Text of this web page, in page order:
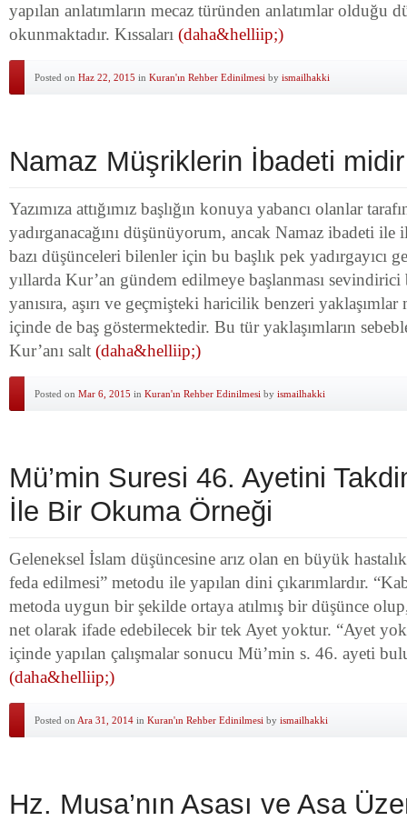
yapılan anlatımların mecaz türünden anlatımlar olduğu
okunmaktadır. Kıssaları (daha&helliip;)
Posted on Haz 22, 2015 in Kuran'ın Rehber Edinilmesi by ismailhakki
Namaz Müşriklerin İbadeti
Yazımıza attığımız başlığın konuya yabancı olanlar
yadırganacağını düşünüyorum, ancak Namaz ibadeti ile
bazı düşünceleri bilenler için bu başlık pek yadırgayıcı
yıllarda Kur’an gündem edilmeye başlanması sevindirici
yanısıra, aşırı ve geçmişteki haricilik benzeri yaklaşımlar
içinde de baş göstermektedir. Bu tür yaklaşımların
Kur’anı salt (daha&helliip;)
Posted on Mar 6, 2015 in Kuran'ın Rehber Edinilmesi by ismailhakki
Mü’min Suresi 46. Ayetini
İle Bir Okuma Örneği
Geleneksel İslam düşüncesine arız olan en büyük
feda edilmesi” metodu ile yapılan dini çıkarımlardır.
metoda uygun bir şekilde ortaya atılmış bir düşünce
net olarak ifade edebilecek bir tek Ayet yoktur. “Ayet
içinde yapılan çalışmalar sonucu Mü’min s. 46. ayeti
(daha&helliip;)
Posted on Ara 31, 2014 in Kuran'ın Rehber Edinilmesi by ismailhakki
Hz. Musa’nın Asası ve Asa